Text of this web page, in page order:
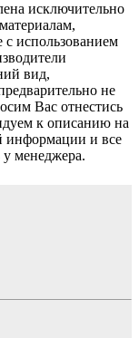
исключительно
с использованием
вид,
не
Вас отнестись
к описанию на
информации и все
у менеджера.